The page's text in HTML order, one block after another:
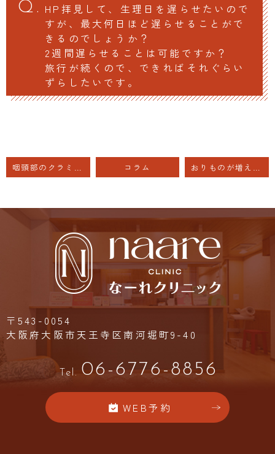
HP拝見して、生理日を遅らせたいので
すが、最大何日ほど遅らせることがで
きるのでしょうか？
2週間遅らせることは可能ですか？
旅行が続くので、できればそれぐらい
ずらしたいです。
咽頭部のクラミジア検査 コラム おりものが増えたり、かゆみがあったりする場合、受診をおすすめします
〒543-0054
大阪府大阪市天王寺区南河堀町9-40
Tel. 06-6776-8856
WEB予約